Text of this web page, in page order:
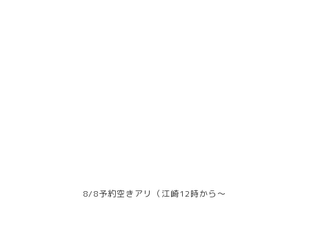
8/8予約空きアリ（江崎12時から～